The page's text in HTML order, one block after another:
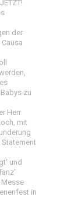
der
zu
Herr
mit
Statement
und
in